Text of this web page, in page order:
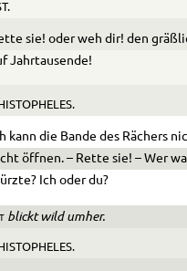
sie! oder weh dir! den
Jahrtausende!
kann die Bande des Rächers
öffnen. – Rette sie! – Wer
Ich oder du?
blickt wild umher.